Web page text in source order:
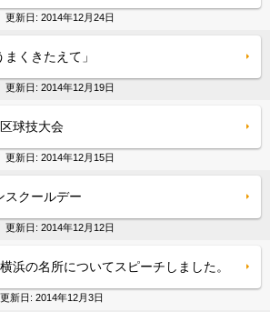
更新日: 2014年12月24日
くきたえて」
更新日: 2014年12月19日
球技大会
更新日: 2014年12月15日
スクールデー
更新日: 2014年12月12日
の名所についてスピーチしました。
新日: 2014年12月3日